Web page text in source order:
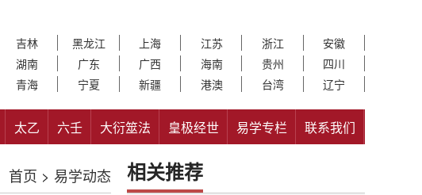
吉林 黑龙江 上海 江苏 浙江
安徽
湖南 广东 广西 海南 贵州
四川
青海 宁夏 新疆 港澳 台湾 辽宁
太乙 六壬 大衍筮法 皇极经世 易学专栏 联系我们
首页 > 易学动态 相关推荐